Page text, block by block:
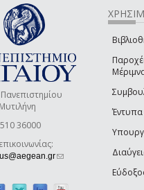
36000
(link sends e-mail)
Έντυπα